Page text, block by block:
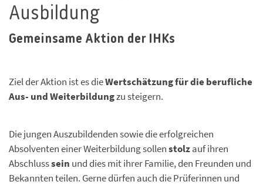
Ausbildung
Gemeinsame Aktion der IHKs
Ziel der Aktion ist es dieWertschätzung für die berufliche
Aus- und Weiterbildungzu steigern.
Die jungen Auszubildenden sowie die erfolgreichen
Absolventen einer Weiterbildung sollenstolzauf ihren
Abschlusssein und dies mit ihrer Familie, den Freunden und
Bekannten teilen. Gerne dürfen auch die Prüferinnen und